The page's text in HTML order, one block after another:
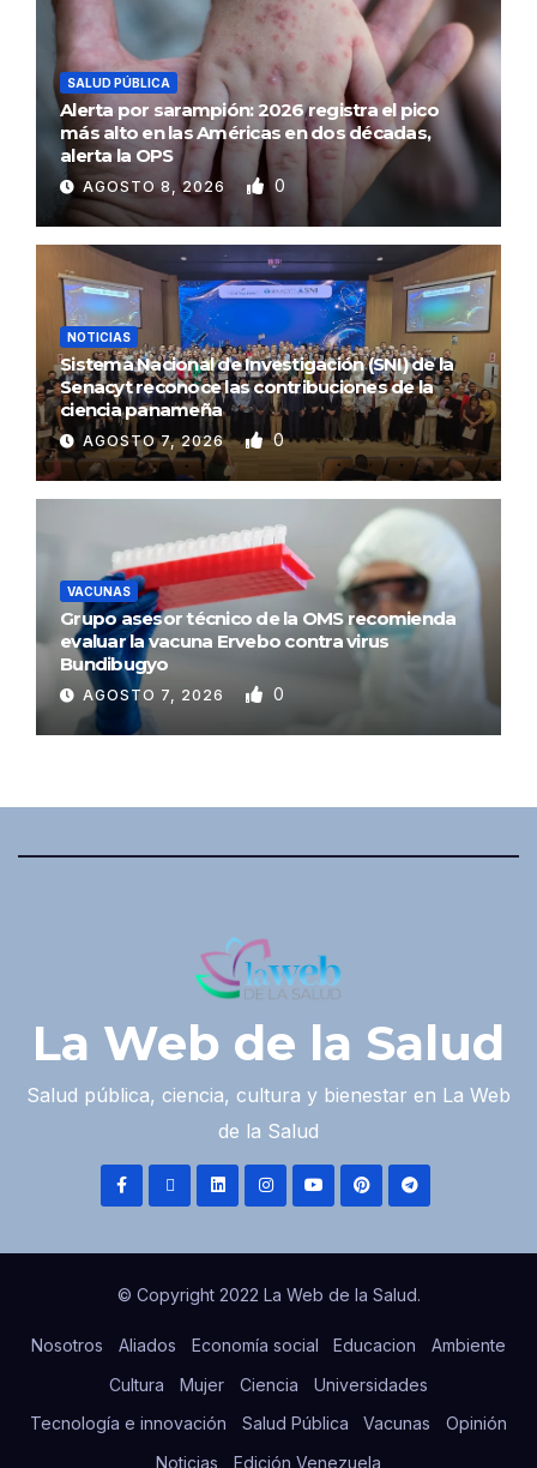
SALUD PÚBLICA
Alerta por sarampión: 2026 registra el pico
más alto en las Américas en dos décadas,
alerta la OPS
AGOSTO 8, 2026 0
NOTICIAS
Sistema Nacional de Investigación (SNI) de la
Senacyt reconoce las contribuciones de la
ciencia panameña
AGOSTO 7, 2026 0
VACUNAS
Grupo asesor técnico de la OMS recomienda
evaluar la vacuna Ervebo contra virus
Bundibugyo
AGOSTO 7, 2026 0
La Web de la Salud
Salud pública, ciencia, cultura y bienestar en La Web
de la Salud
© Copyright 2022 La Web de la Salud.
Nosotros Aliados Economía social Educacion
Ambiente
Cultura
Mujer Ciencia
Universidades
Tecnología e innovación
Salud Pública Vacunas
Opinión
Noticias
Edición Venezuela